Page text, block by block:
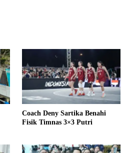
Coach Deny Sartika Benahi
Fisik Timnas 3×3 Putri